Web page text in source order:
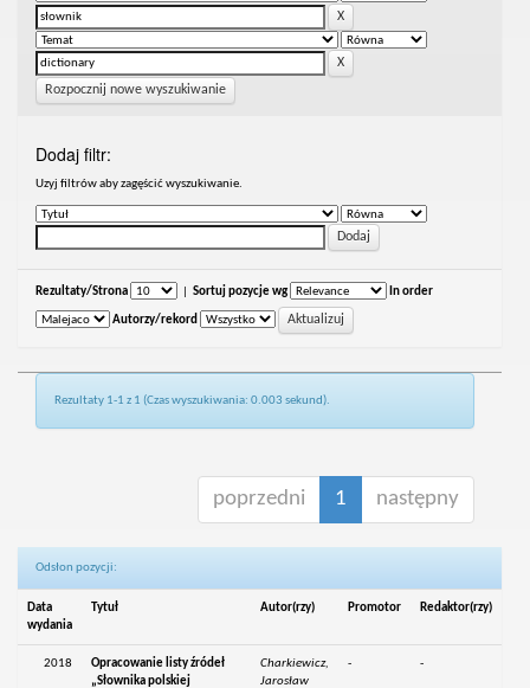
Rozpocznij nowe wyszukiwanie
Dodaj filtr:
Uzyj filtrów aby zagęścić wyszukiwanie.
Rezultaty/Strona Sortuj pozycje wg In order
Autorzy/rekord
Rezultaty 1-1 z 1 (Czas wyszukiwania: 0.003 sekund).
poprzedni 1 następny
Odsłon pozycji:
Data
wydania
Tytuł Autor(rzy) Promotor Redaktor(rzy)
2018
Opracowanie listy źródeł
„Słownika polskiej
Charkiewicz,
Jarosław
- -